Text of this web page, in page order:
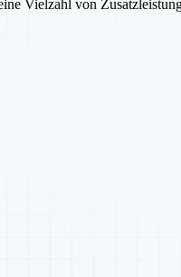
Vielzahl von